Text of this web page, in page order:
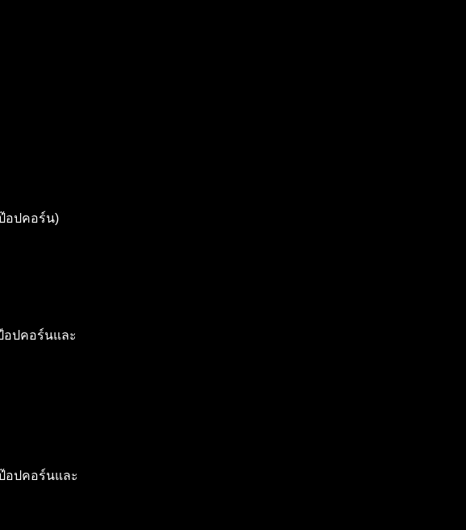
อปคอร์น)
อปคอร์นและ
อปคอร์นและ